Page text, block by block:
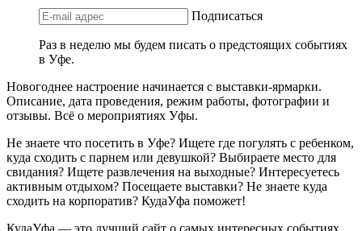
Подписаться
Раз в неделю мы будем писать о предстоящих событиях
в Уфе.
Новогоднее настроение начинается с выставки-ярмарки.
Описание, дата проведения, режим работы, фотографии и
отзывы. Всё о мероприятиях Уфы.
Не знаете что посетить в Уфе? Ищете где погулять с ребенком,
куда сходить с парнем или девушкой? Выбираете место для
свидания? Ищете развлечения на выходные? Интересуетесь
активным отдыхом? Посещаете выставки? Не знаете куда
сходить на корпоратив? КудаУфа поможет!
КудаУфа — это лучший сайт о самых интересных событиях